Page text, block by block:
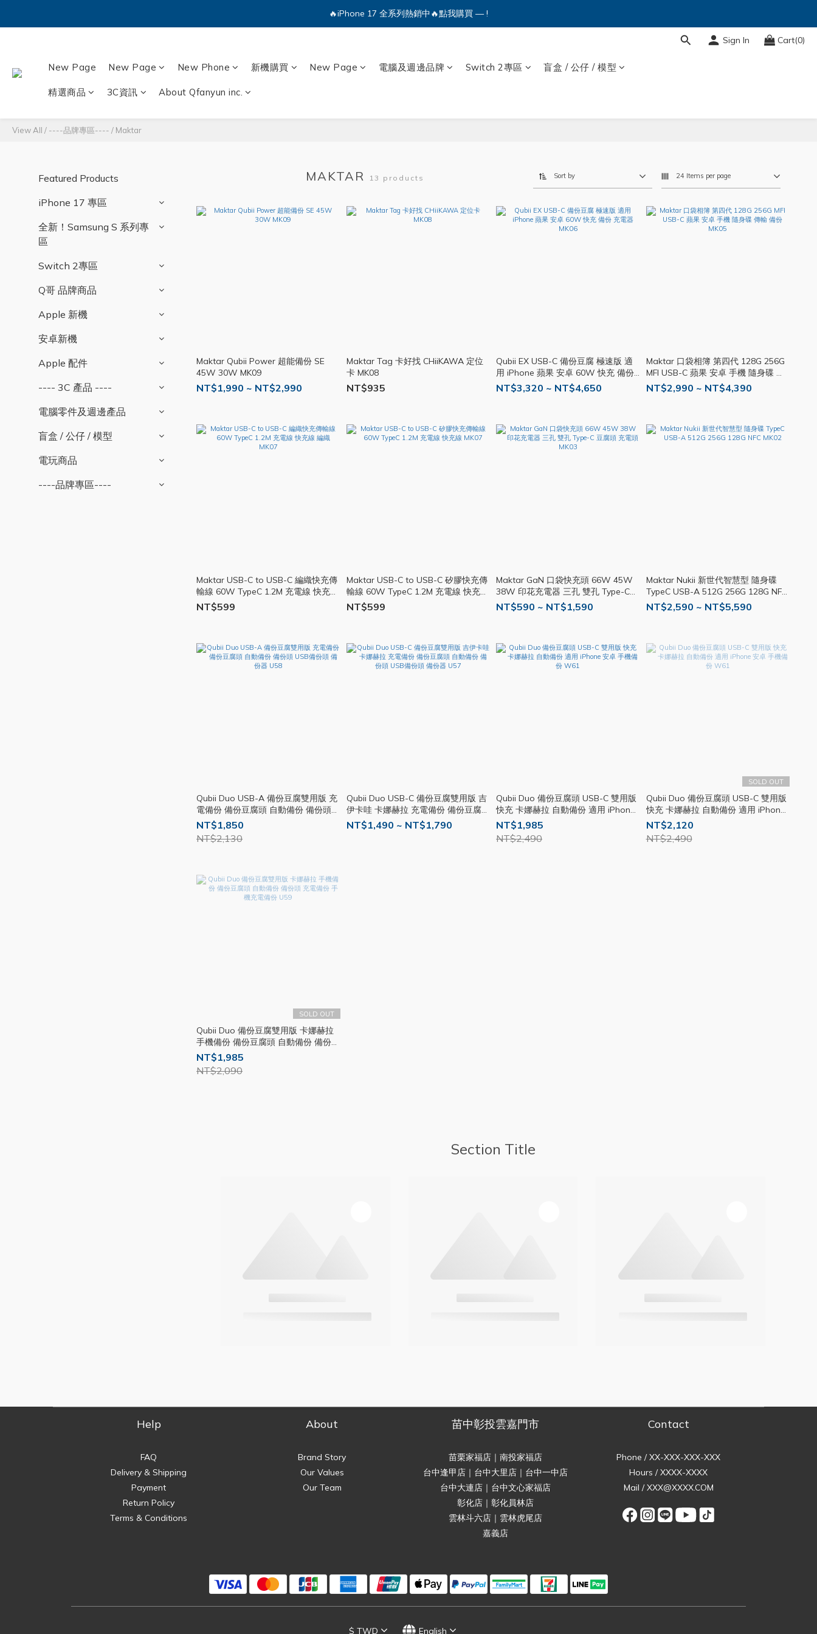
🔥iPhone 17 全系列熱銷中🔥點我購買 — !
🔥iPhone 17 全系列熱銷中🔥點我購買 — !
🔥iPhone 17 全系列熱銷中🔥點我購買 — !
Sign In Cart(0)
New Page New Page New Phone 新機購買 New Page 電腦及週邊品牌 Switch 2專區 盲盒 / 公仔 / 模型
精選商品 3C資訊 About Qfanyun inc.
View All / ----品牌專區---- / Maktar
Featured Products
iPhone 17 專區
全新！Samsung S 系列專
區
Switch 2專區
Q哥 品牌商品
Apple 新機
安卓新機
Apple 配件
---- 3C 產品 ----
電腦零件及週邊產品
盲盒 / 公仔 / 模型
電玩商品
----品牌專區----
MAKTAR 13 products Sort by 24 Items per page
Maktar Qubii Power 超能備份 SE
45W 30W MK09
NT$1,990 ~ NT$2,990
Maktar Tag 卡好找 CHiiKAWA 定位
卡 MK08
NT$935
Qubii EX USB-C 備份豆腐 極速版 適
用 iPhone 蘋果 安卓 60W 快充 備份
充電器 MK06
NT$3,320 ~ NT$4,650
Maktar 口袋相簿 第四代 128G 256G
MFI USB-C 蘋果 安卓 手機 隨身碟 傳
輸 備份 MK05
NT$2,990 ~ NT$4,390
Maktar USB-C to USB-C 編織快充傳
輸線 60W TypeC 1.2M 充電線 快充線
編織 MK07
NT$599
Maktar USB-C to USB-C 矽膠快充傳
輸線 60W TypeC 1.2M 充電線 快充線
MK07
NT$599
Maktar GaN 口袋快充頭 66W 45W
38W 印花充電器 三孔 雙孔 Type-C
豆腐頭 充電頭 MK03
NT$590 ~ NT$1,590
Maktar Nukii 新世代智慧型 隨身碟
TypeC USB-A 512G 256G 128G NFC
MK02
NT$2,590 ~ NT$5,590
Qubii Duo USB-A 備份豆腐雙用版 充
電備份 備份豆腐頭 自動備份 備份頭
NT$1,850
NT$2,130
Qubii Duo USB-C 備份豆腐雙用版 吉
伊卡哇 卡娜赫拉 充電備份 備份豆腐頭
自動備份 備份頭 USB備份頭 備份器
NT$1,490 ~ NT$1,790
Qubii Duo 備份豆腐頭 USB-C 雙用版
快充 卡娜赫拉 自動備份 適用 iPhone
NT$1,985
NT$2,490
SOLD OUT
Qubii Duo 備份豆腐頭 USB-C 雙用版
快充 卡娜赫拉 自動備份 適用 iPhone
NT$2,120
NT$2,490
SOLD OUT
Qubii Duo 備份豆腐雙用版 卡娜赫拉
手機備份 備份豆腐頭 自動備份 備份頭
NT$1,985
NT$2,090
Section Title
Help
FAQ
Delivery & Shipping
Payment
Return Policy
Terms & Conditions
About
Brand Story
Our Values
Our Team
苗中彰投雲嘉門市
苗栗家福店｜南投家福店
台中逢甲店｜台中大里店｜台中一中店
台中大連店｜台中文心家福店
彰化店｜彰化員林店
雲林斗六店｜雲林虎尾店
嘉義店
Contact
Phone / XX-XXX-XXX-XXX
Hours / XXXX-XXXX
Mail / XXX@XXXX.COM
$ TWD English